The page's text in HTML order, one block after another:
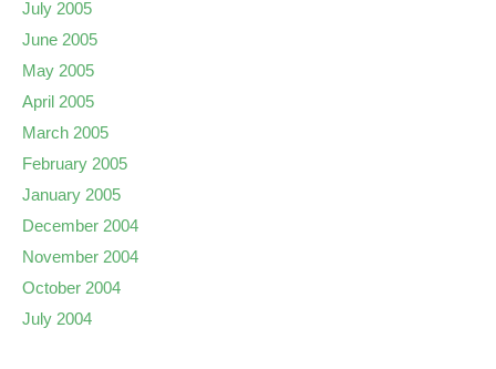
July 2005
June 2005
May 2005
April 2005
March 2005
February 2005
January 2005
December 2004
November 2004
October 2004
July 2004